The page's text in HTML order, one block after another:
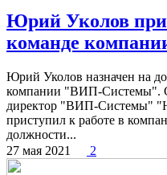
Юрий Уколов
команде
Юрий Уколов назначен на
компании "ВИП-Системы".
директор "ВИП-Системы"
приступил к работе в
должности...
27 мая 2021
2